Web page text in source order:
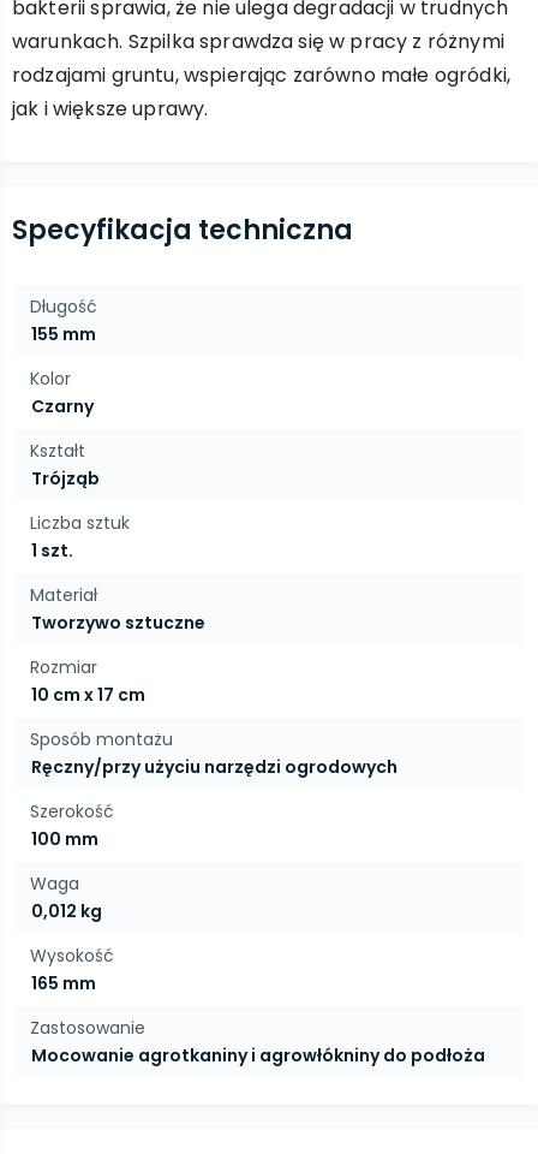
bakterii sprawia, że nie ulega degradacji w trudnych
warunkach. Szpilka sprawdza się w pracy z różnymi
rodzajami gruntu, wspierając zarówno małe ogródki,
jak i większe uprawy.
Specyfikacja techniczna
Długość
155 mm
Kolor
Czarny
Kształt
Trójząb
Liczba sztuk
1 szt.
Materiał
Tworzywo sztuczne
Rozmiar
10 cm x 17 cm
Sposób montażu
Ręczny/przy użyciu narzędzi ogrodowych
Szerokość
100 mm
Waga
0,012 kg
Wysokość
165 mm
Zastosowanie
Mocowanie agrotkaniny i agrowłókniny do podłoża